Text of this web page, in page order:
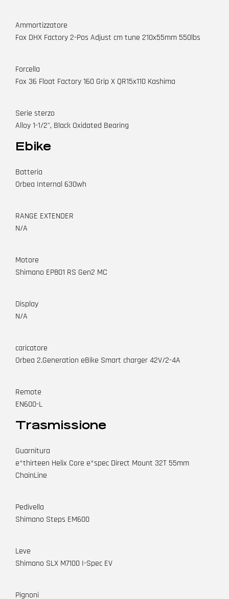
Ammortizzatore
Fox DHX Factory 2-Pos Adjust cm tune 210x55mm 550lbs
Forcella
Fox 36 Float Factory 160 Grip X QR15x110 Kashima
Serie sterzo
Alloy 1-1/2", Black Oxidated Bearing
Ebike
Batteria
Orbea Internal 630wh
RANGE EXTENDER
N/A
Motore
Shimano EP801 RS Gen2 MC
Display
N/A
caricatore
Orbea 2.Generation eBike Smart charger 42V/2-4A
Remote
EN600-L
Trasmissione
Guarnitura
e*thirteen Helix Core e*spec Direct Mount 32T 55mm
ChainLine
Pedivella
Shimano Steps EM600
Leve
Shimano SLX M7100 I-Spec EV
Pignoni